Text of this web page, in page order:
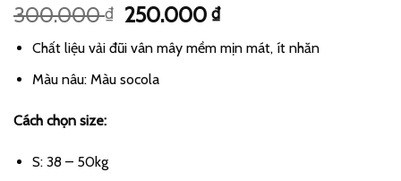
300.000₫ Giá
gốc
là:
300.000 ₫.
250.000₫Giá
hiện
tại
Chất liệu vải đũi vân mây mềm mịn mát, ít nhăn
Màu nâu: Màu socola
Cách chọn size:
S: 38 – 50kg